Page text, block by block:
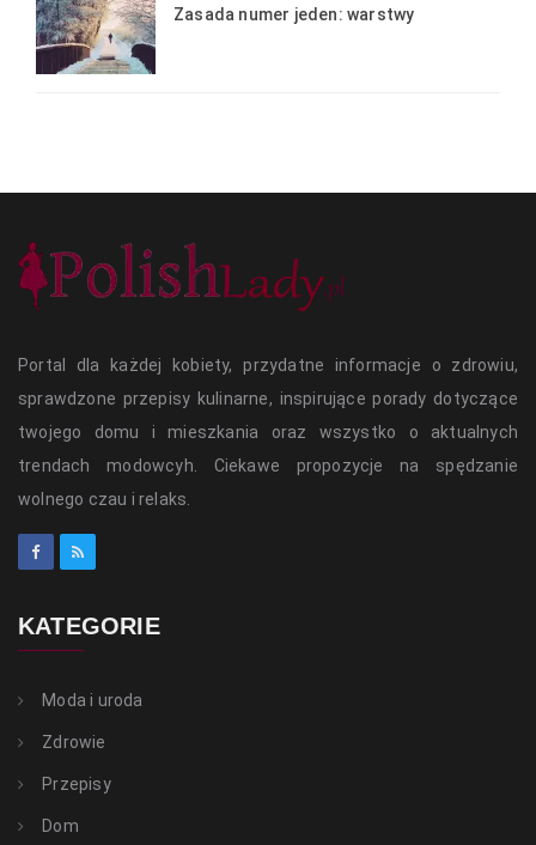
Zasada numer jeden: warstwy
Portal dla każdej kobiety, przydatne informacje o zdrowiu,
sprawdzone przepisy kulinarne, inspirujące porady dotyczące
twojego domu i mieszkania oraz wszystko o aktualnych
trendach modowcyh. Ciekawe propozycje na spędzanie
wolnego czau i relaks.
KATEGORIE
Moda i uroda
Zdrowie
Przepisy
Dom